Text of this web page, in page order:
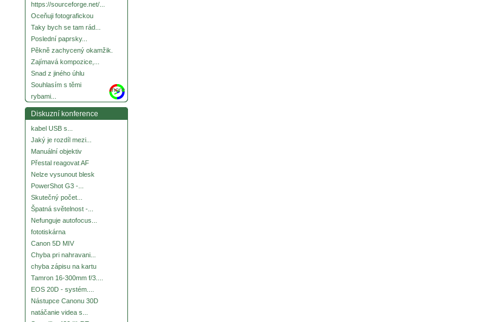
https://sourceforge.net/...
Oceňuji fotografickou
Taky bych se tam rád...
Poslední paprsky...
Pěkně zachycený okamžik.
Zajímavá kompozice,...
Snad z jiného úhlu
Souhlasím s těmi
rybami...
more
Diskuzní konference
kabel USB s...
Jaký je rozdíl mezi...
Manuální objektiv
Přestal reagovat AF
Nelze vysunout blesk
PowerShot G3 -...
Skutečný počet...
Špatná světelnost -...
Nefunguje autofocus...
fototiskárna
Canon 5D MIV
Chyba pri nahravani...
chyba zápisu na kartu
Tamron 16-300mm f/3....
EOS 20D - systém....
Nástupce Canonu 30D
natáčanie videa s...